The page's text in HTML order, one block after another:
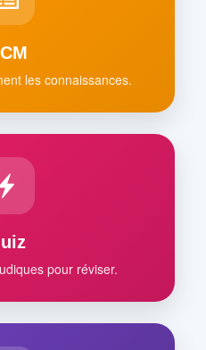
les connaissances.
pour réviser.